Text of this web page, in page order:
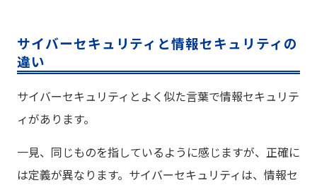
サイバーセキュリティと情報セキュリティの
違い
サイバーセキュリティとよく似た言葉で情報セキュリテ
ィがあります。
一見、同じものを指しているように感じますが、正確に
は定義が異なります。サイバーセキュリティは、情報セ